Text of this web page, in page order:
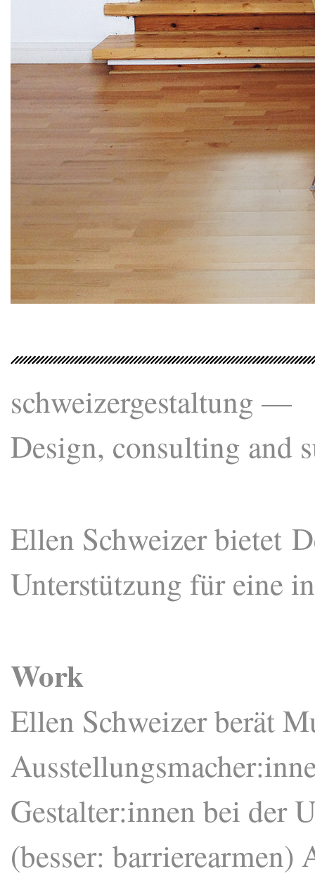
schweizergestaltung —
Design, consulting and
Ellen Schweizer bietet
Unterstützung für eine
Work
Ellen Schweizer berät
Gestalter:innen bei der
(besser: barrierearmen)